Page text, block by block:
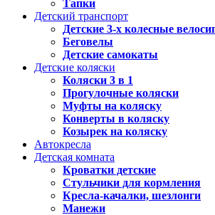
Тапки
Детский транспорт
Детские 3-х колесные
Беговелы
Детские самокаты
Детские коляски
Коляски 3 в 1
Прогулочные коляски
Муфты на коляску
Конверты в коляску
Козырек на коляску
Автокресла
Детская комната
Кроватки детские
Стульчики для кормления
Кресла-качалки, шезлонги
Манежи